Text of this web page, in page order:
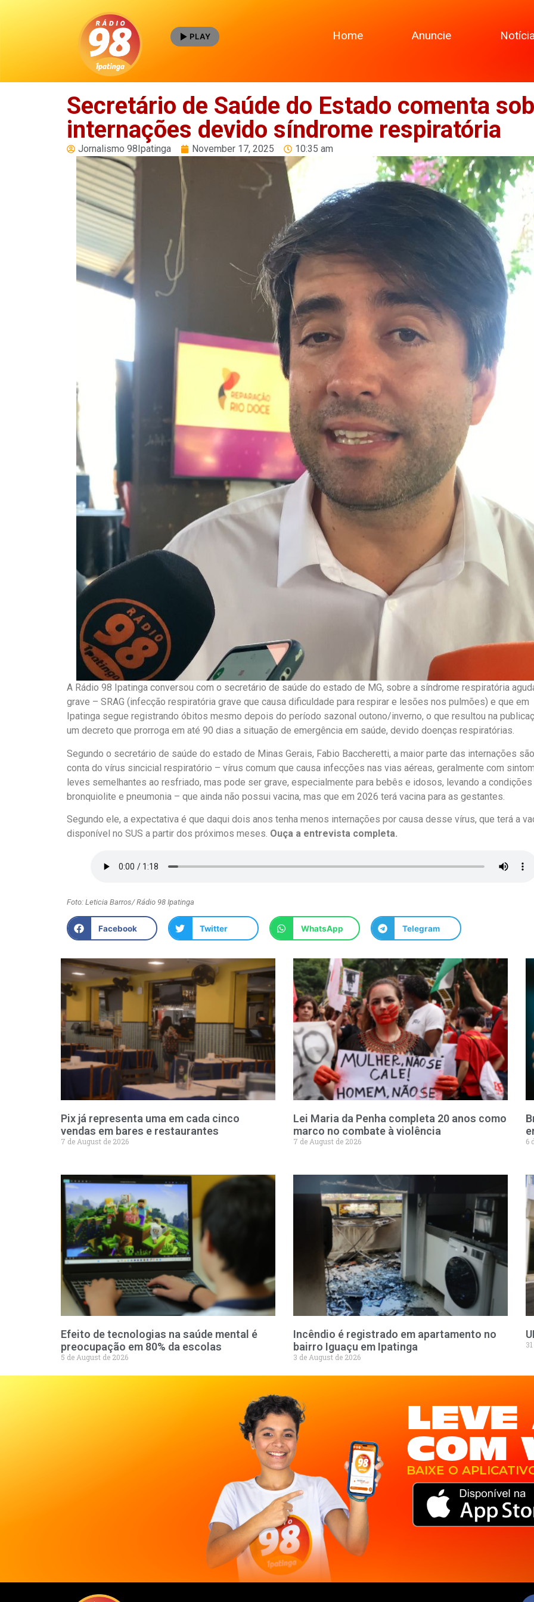
PLAY Home Anuncie
Secretário de Saúde do Estado comenta
internações devido síndrome respiratória
Jornalismo 98Ipatinga November 17, 2025 10:35 am
A Rádio 98 Ipatinga conversou com o secretário de saúde do estado de MG, sobre a síndrome respiratória
grave – SRAG (infecção respiratória grave que causa dificuldade para respirar e lesões nos pulmões) e que em
Ipatinga segue registrando óbitos mesmo depois do período sazonal outono/inverno, o que resultou na
um decreto que prorroga em até 90 dias a situação de emergência em saúde, devido doenças respiratórias.
Segundo o secretário de saúde do estado de Minas Gerais, Fabio Baccheretti, a maior parte das internações
conta do vírus sincicial respiratório – vírus comum que causa infecções nas vias aéreas, geralmente com
leves semelhantes ao resfriado, mas pode ser grave, especialmente para bebês e idosos, levando a
bronquiolite e pneumonia – que ainda não possui vacina, mas que em 2026 terá vacina para as gestantes.
Segundo ele, a expectativa é que daqui dois anos tenha menos internações por causa desse vírus, que terá a
disponível no SUS a partir dos próximos meses. Ouça a entrevista completa.
Foto: Leticia Barros/ Rádio 98 Ipatinga
Facebook Twitter WhatsApp Telegram
Pix já representa uma em cada cinco
vendas em bares e restaurantes
7 de August de 2026
Lei Maria da Penha completa 20 anos como
marco no combate à violência
7 de August de 2026 6
Efeito de tecnologias na saúde mental é
preocupação em 80% da escolas
5 de August de 2026
Incêndio é registrado em apartamento no
bairro Iguaçu em Ipatinga
3 de August de 2026
COM
BAIXE O